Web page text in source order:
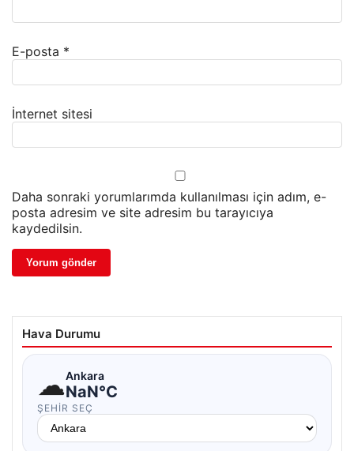
E-posta *
İnternet sitesi
Daha sonraki yorumlarımda kullanılması için adım, e-
posta adresim ve site adresim bu tarayıcıya
kaydedilsin.
Hava Durumu
☁Ankara
NaN°C
ŞEHIR SEÇ